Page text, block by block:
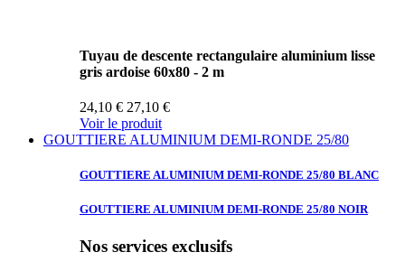
Tuyau de descente rectangulaire aluminium lisse
gris ardoise 60x80 - 2 m
24,10 € 27,10 €
Voir le produit
GOUTTIERE ALUMINIUM DEMI-RONDE 25/80
GOUTTIERE ALUMINIUM DEMI-RONDE 25/80 BLANC
GOUTTIERE ALUMINIUM DEMI-RONDE 25/80 NOIR
Nos services exclusifs